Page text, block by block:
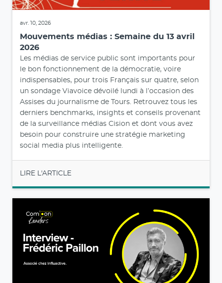
avr. 10, 2026
Mouvements médias : Semaine du 13 avril
2026
Les médias de service public sont importants pour
le bon fonctionnement de la démocratie, voire
indispensables, pour trois Français sur quatre, selon
un sondage Viavoice dévoilé lundi à l’occasion des
Assises du journalisme de Tours. Retrouvez tous les
derniers benchmarks, insights et conseils provenant
de la surveillance médias Cision et dont vous avez
besoin pour construire une stratégie marketing
social media plus intelligente.
LIRE L'ARTICLE